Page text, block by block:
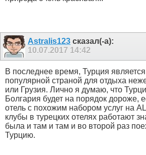
Astralis123 сказал(-а):
10.07.2017 14:42
В последнее время, Турция
популярной страной для отдыха
или Грузия. Лично я думаю, что
Болгария будет на порядок дороже,
отель с похожим набором услуг на
клубы в турецких отелях работают
была и там и там и во второй раз
Турцию.